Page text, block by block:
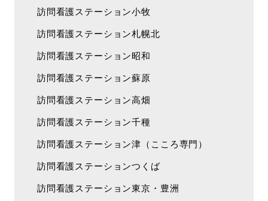
訪問看護ステーション小牧
訪問看護ステーション札幌北
訪問看護ステーション昭和
訪問看護ステーション蘇原
訪問看護ステーション高畑
訪問看護ステーション千種
訪問看護ステーション津（こころ専門）
訪問看護ステーションつくば
訪問看護ステーション東京・豊洲